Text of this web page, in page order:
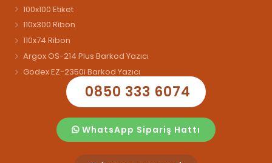
100x100 Etiket
110x300 Ribon
110x74 Ribon
Argox OS-214 Plus Barkod Yazıcı
Godex EZ-2350i Barkod Yazıcı
0850 333 6074
WhatsApp Sipariş Hattı